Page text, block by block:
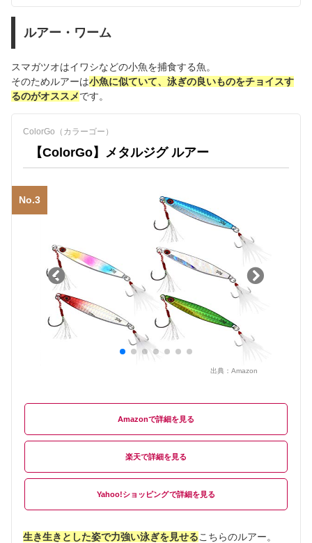
ルアー・ワーム
スマガツオはイワシなどの小魚を捕食する魚。
そのためルアーは小魚に似ていて、泳ぎの良いものをチョイスす
るのがオススメです。
ColorGo（カラーゴー）
【ColorGo】メタルジグ ルアー
No.3
出典： Amazon
Amazon
楽天
Yahoo!ショッピング
生き生きとした姿で力強い泳ぎを見せるこちらのルアー。